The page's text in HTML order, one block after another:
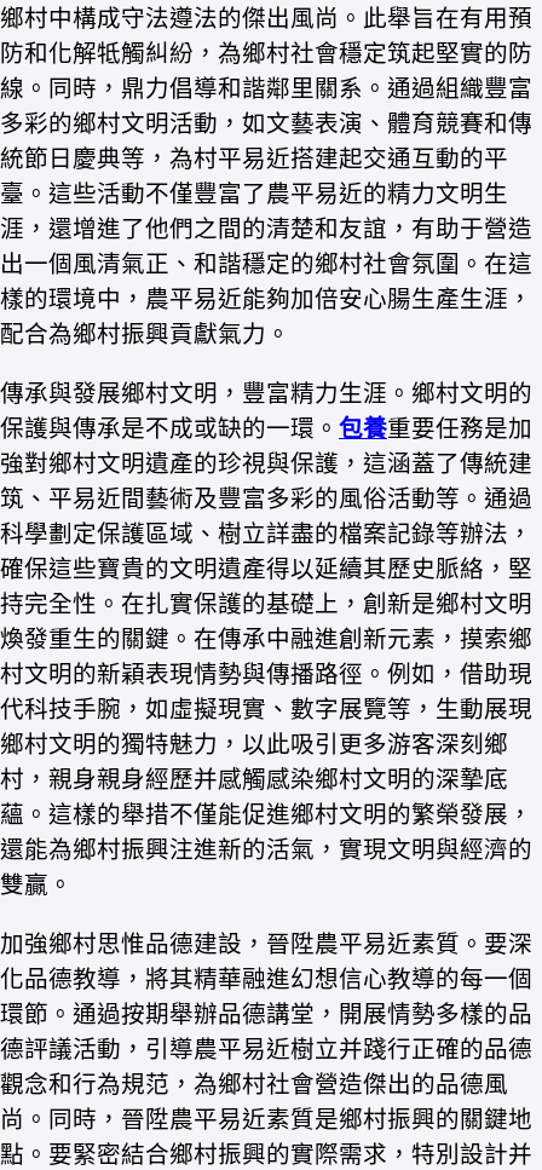
鄉村中構成守法遵法的傑出風尚。此舉旨在有用預
防和化解牴觸糾紛，為鄉村社會穩定筑起堅實的防
線。同時，鼎力倡導和諧鄰里關系。通過組織豐富
多彩的鄉村文明活動，如文藝表演、體育競賽和傳
統節日慶典等，為村平易近搭建起交通互動的平
臺。這些活動不僅豐富了農平易近的精力文明生
涯，還增進了他們之間的清楚和友誼，有助于營造
出一個風清氣正、和諧穩定的鄉村社會氛圍。在這
樣的環境中，農平易近能夠加倍安心腸生產生涯，
配合為鄉村振興貢獻氣力。
傳承與發展鄉村文明，豐富精力生涯。鄉村文明的
保護與傳承是不成或缺的一環。 包養重要任務是加
強對鄉村文明遺產的珍視與保護，這涵蓋了傳統建
筑、平易近間藝術及豐富多彩的風俗活動等。通過
科學劃定保護區域、樹立詳盡的檔案記錄等辦法，
確保這些寶貴的文明遺產得以延續其歷史脈絡，堅
持完全性。在扎實保護的基礎上，創新是鄉村文明
煥發重生的關鍵。在傳承中融進創新元素，摸索鄉
村文明的新穎表現情勢與傳播路徑。例如，借助現
代科技手腕，如虛擬現實、數字展覽等，生動展現
鄉村文明的獨特魅力，以此吸引更多游客深刻鄉
村，親身親身經歷并感觸感染鄉村文明的深摯底
蘊。這樣的舉措不僅能促進鄉村文明的繁榮發展，
還能為鄉村振興注進新的活氣，實現文明與經濟的
雙贏。
加強鄉村思惟品德建設，晉陞農平易近素質。要深
化品德教導，將其精華融進幻想信心教導的每一個
環節。通過按期舉辦品德講堂，開展情勢多樣的品
德評議活動，引導農平易近樹立并踐行正確的品德
觀念和行為規范，為鄉村社會營造傑出的品德風
尚。同時，晉陞農平易近素質是鄉村振興的關鍵地
點。要緊密結合鄉村振興的實際需求，特別設計并